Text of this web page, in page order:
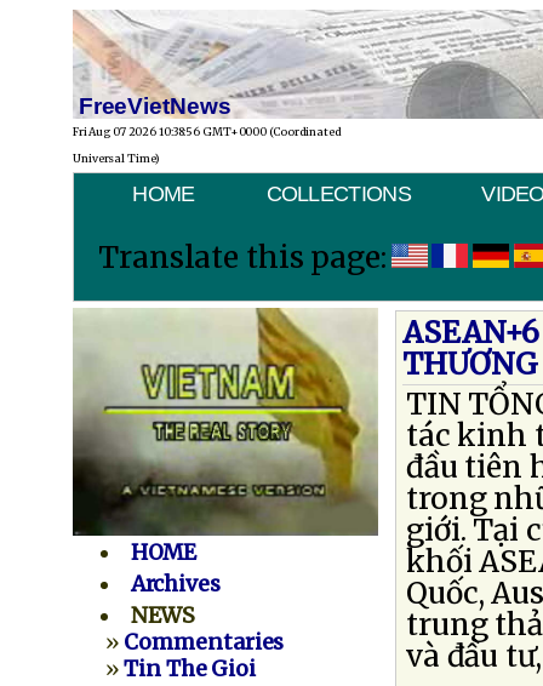
FreeVietNews
Fri Aug 07 2026 10:38:56 GMT+0000 (Coordinated
Universal Time)
HOME COLLECTIONS
Translate this page:
HOME
Archives
NEWS
» Commentaries
»Tin The Gioi
TIN
tác kinh
đầu tiên
trong
giới. Tại
khối
Quốc,
trung
và đầu